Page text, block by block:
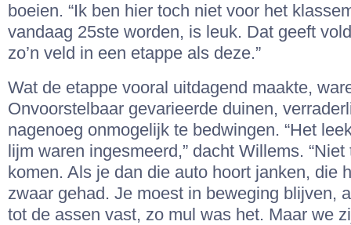
boeien. “Ik ben hier toch niet voor het
vandaag 25ste worden, is leuk. Dat geeft
zo’n veld in een etappe als deze.”
Wat de etappe vooral uitdagend maakte,
Onvoorstelbaar gevarieerde duinen,
nagenoeg onmogelijk te bedwingen. “Het
lijm waren ingesmeerd,” dacht Willems.
komen. Als je dan die auto hoort janken, die
zwaar gehad. Je moest in beweging blijven,
tot de assen vast, zo mul was het. Maar we